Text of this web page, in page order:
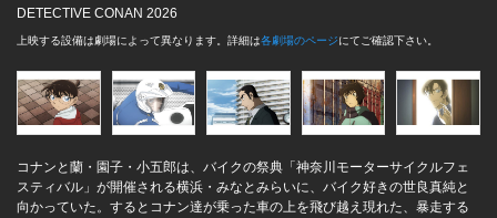
DETECTIVE CONAN 2026
上映する設備は劇場によって異なります。詳細は各劇場のページにてご確認下さい。
コナンと蘭・園子・小五郎は、バイクの祭典「神奈川モーターサイクルフェ
スティバル」が開催される横浜・みなとみらいに、バイク好きの世良真純と
向かっていた。するとコナン達が乗った車の上を飛び越え現れた、暴走する